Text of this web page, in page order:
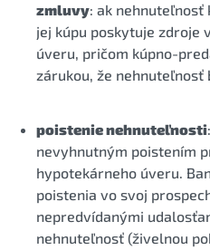
zmluvy: ak nehnuteľnosť
jej kúpu poskytuje zdroje
úveru, pričom kúpno-
zárukou, že
poistenie nehnuteľnosti
nevyhnutným poistením
hypotekárneho úveru.
poistenia vo svoj
nepredvídanými
nehnuteľnosť (živelnou